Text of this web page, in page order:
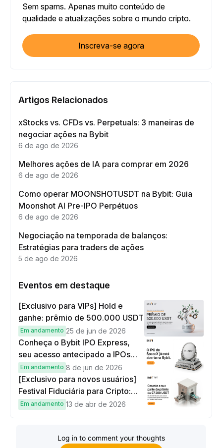
Sem spams. Apenas muito conteúdo de
qualidade e atualizações sobre o mundo cripto.
Inscreva-se agora
Artigos Relacionados
xStocks vs. CFDs vs. Perpetuals: 3 maneiras de
negociar ações na Bybit
6 de ago de 2026
Melhores ações de IA para comprar em 2026
6 de ago de 2026
Como operar MOONSHOTUSDT na Bybit: Guia
Moonshot AI Pre-IPO Perpétuos
6 de ago de 2026
Negociação na temporada de balanços:
Estratégias para traders de ações
5 de ago de 2026
Eventos em destaque
[Exclusivo para VIPs] Hold e
ganhe: prêmio de 500.000 USDT
Em andamento 25 de jun de 2026
Conheça o Bybit IPO Express,
seu acesso antecipado a IPOs
globais
Em andamento 8 de jun de 2026
[Exclusivo para novos usuários]
Festival Fiduciária para Cripto:
complete tarefas simples e
Em andamento 13 de abr de 2026
Log in to comment your thoughts